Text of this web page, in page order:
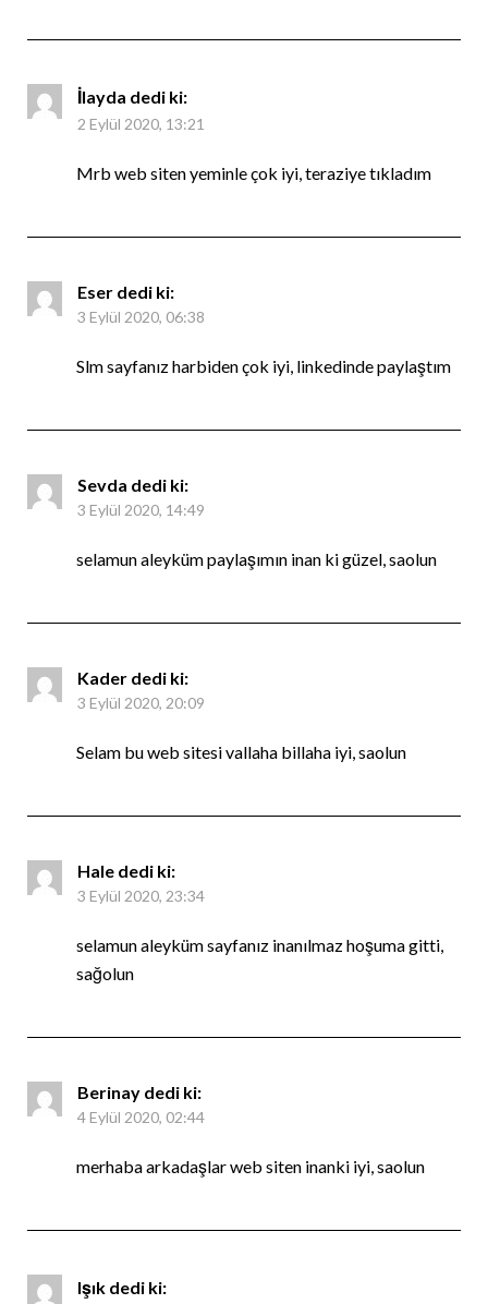
İlayda dedi ki:
2 Eylül 2020, 13:21
Mrb web siten yeminle çok iyi, teraziye tıkladım
Eser dedi ki:
3 Eylül 2020, 06:38
Slm sayfanız harbiden çok iyi, linkedinde paylaştım
Sevda dedi ki:
3 Eylül 2020, 14:49
selamun aleyküm paylaşımın inan ki güzel, saolun
Kader dedi ki:
3 Eylül 2020, 20:09
Selam bu web sitesi vallaha billaha iyi, saolun
Hale dedi ki:
3 Eylül 2020, 23:34
selamun aleyküm sayfanız inanılmaz hoşuma gitti,
sağolun
Berinay dedi ki:
4 Eylül 2020, 02:44
merhaba arkadaşlar web siten inanki iyi, saolun
Işık dedi ki: